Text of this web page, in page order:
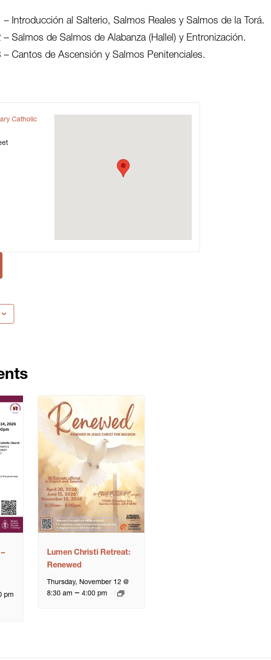
Introducción al Salterio, Salmos Reales y Salmos de la Torá.
Salmos de Salmos de Alabanza (Hallel) y Entronización.
– Cantos de Ascensión y Salmos Penitenciales.
Catholic
pm
Lumen Christi Retreat:
Renewed
Thursday, November 12 @
8:30 am – 4:00 pm